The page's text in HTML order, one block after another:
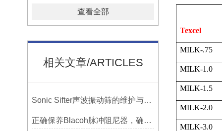
查看全部
相关文章/ARTICLES
Sonic Sifter声波振动筛的维护与保养指南
正确保养Blacoh脉冲阻尼器，确保长期稳定运行
Texcel
MILK-.75
MILK-1.0
MILK-1.5
MILK-2.0
MILK-3.0